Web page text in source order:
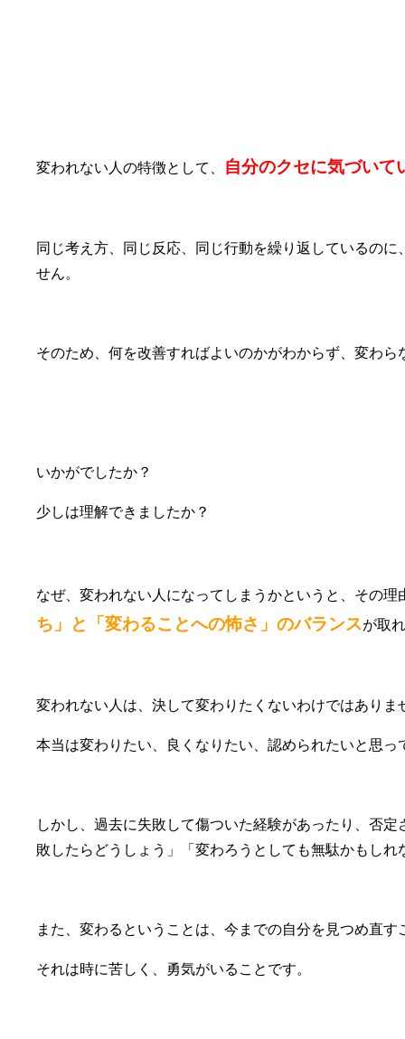
変われない人の特徴として、 自分のクセに気づいて
同じ考え方、同じ反応、同じ行動を繰り返しているの
せん。
そのため、何を改善すればよいのかがわからず、変わ
いかがでしたか？
少しは理解できましたか？
なぜ、変われない人になってしまうかというと、その理
ち」と「変わることへの怖さ」のバランスが取
変われない人は、決して変わりたくないわけではありま
本当は変わりたい、良くなりたい、認められたいと思っ
しかし、過去に失敗して傷ついた経験があったり、否
敗したらどうしょう」「変わろうとしても無駄かもし
また、変わるということは、今までの自分を見つめ直す
それは時に苦しく、勇気がいることです。